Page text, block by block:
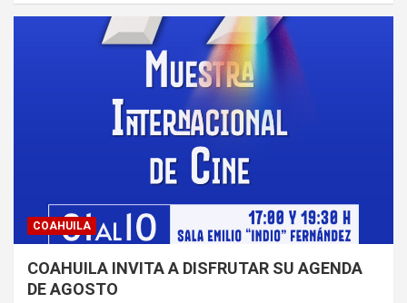
COAHUILA
COAHUILA INVITA A DISFRUTAR SU AGENDA
DE AGOSTO